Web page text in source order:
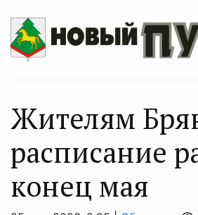
Жителям
расписание
конец мая